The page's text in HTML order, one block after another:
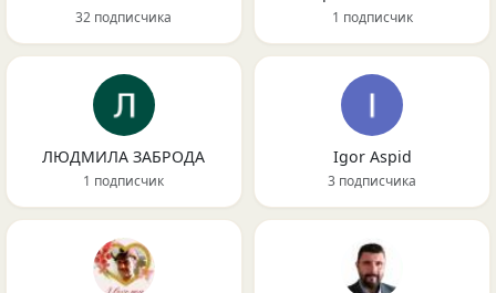
32 подписчика 1 подписчик
ЛЮДМИЛА ЗАБРОДА
1 подписчик
Igor Aspid
3 подписчика